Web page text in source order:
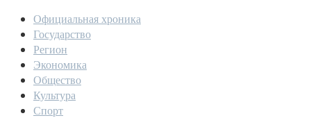
Официальная хроника
Государство
Регион
Экономика
Общество
Культура
Спорт